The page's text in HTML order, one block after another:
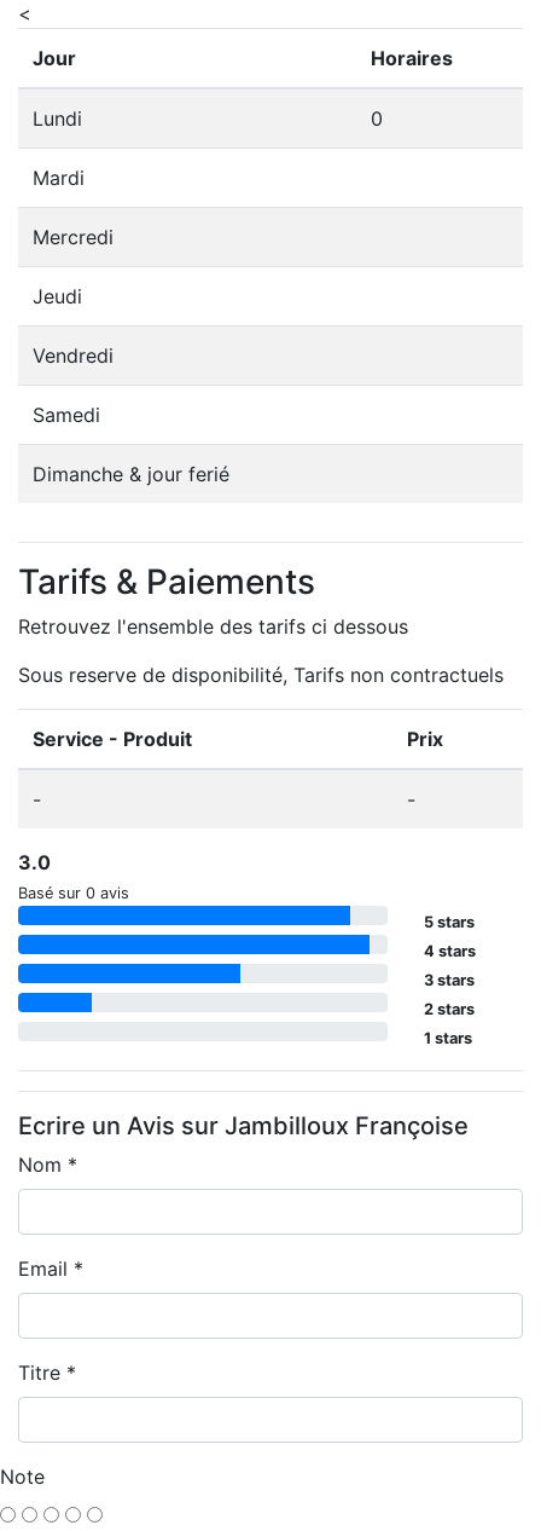
<
Jour
Horaires
Lundi 0
Mardi
Mercredi
Jeudi
Vendredi
Samedi
Dimanche & jour ferié
Tarifs & Paiements
Retrouvez l'ensemble des tarifs ci dessous
Sous reserve de disponibilité, Tarifs non contractuels
Service - Produit Prix
- -
3.0
Basé sur 0 avis
5 stars
4 stars
3 stars
2 stars
1 stars
Ecrire un Avis sur Jambilloux Françoise
Nom *
Email *
Titre *
Note